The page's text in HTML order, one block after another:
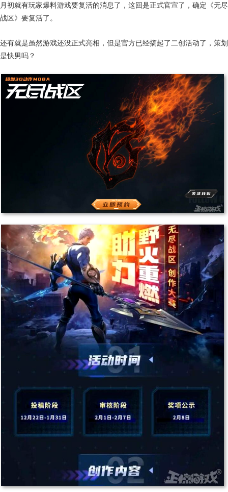
月初就有玩家爆料游戏要复活的消息了，这回是正式官宣了，确定《无尽
战区》要复活了。
还有就是虽然游戏还没正式亮相，但是官方已经搞起了二创活动了，策划
是快男吗？